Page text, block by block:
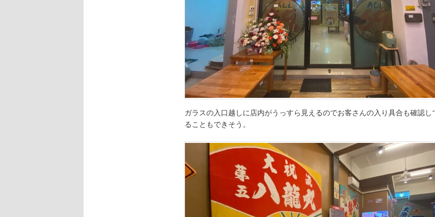
ガラスの入口越しに店内がうっすら見えるのでお客さんの入り具合も確認し
ることもできそう。